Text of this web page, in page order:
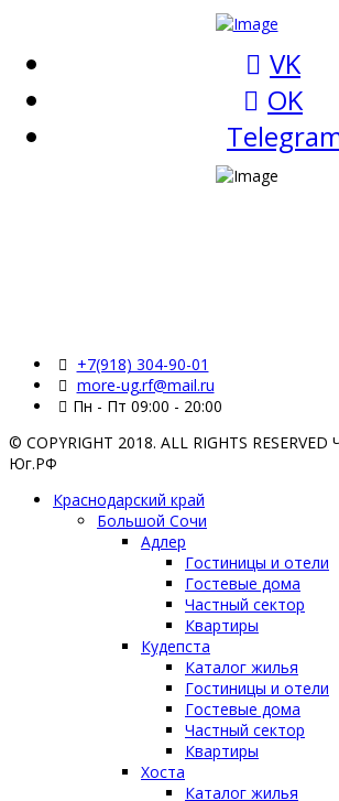
VK
OK
+7(918) 304-90-01
more-ug.rf@mail.ru
Пн - Пт 09:00 - 20:00
© COPYRIGHT 2018. ALL RIGHTS
Юг.РФ
Краснодарский край
Большой Сочи
Адлер
Гостиницы и отели
Гостевые дома
Частный сектор
Квартиры
Кудепста
Каталог жилья
Гостиницы и отели
Гостевые дома
Частный сектор
Квартиры
Хоста
Каталог жилья